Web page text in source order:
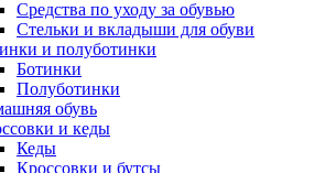
Средства по уходу за обувью
Стельки и вкладыши для обуви
и полуботинки
Ботинки
Полуботинки
обувь
и кеды
Кеды
Кроссовки и бутсы